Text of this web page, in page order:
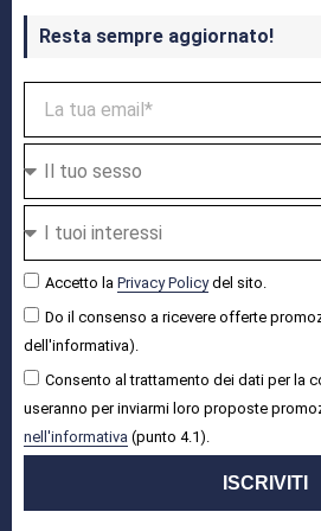
Resta sempre aggiornato!
Accetto la Privacy Policydel sito.
Do il consenso a ricevere offerte
dell'informativa).
Consento al trattamento dei dati per la
useranno per inviarmi loro proposte
nell'informativa (punto 4.1).
ISCRIVITI